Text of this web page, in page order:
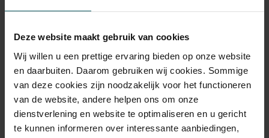
Deze website maakt gebruik van cookies
Wij willen u een prettige ervaring bieden op onze website
en daarbuiten. Daarom gebruiken wij cookies. Sommige
van deze cookies zijn noodzakelijk voor het functioneren
van de website, andere helpen ons om onze
dienstverlening en website te optimaliseren en u gericht
te kunnen informeren over interessante aanbiedingen,
Standard
Cultural Youth Pass €32.50 €32.50